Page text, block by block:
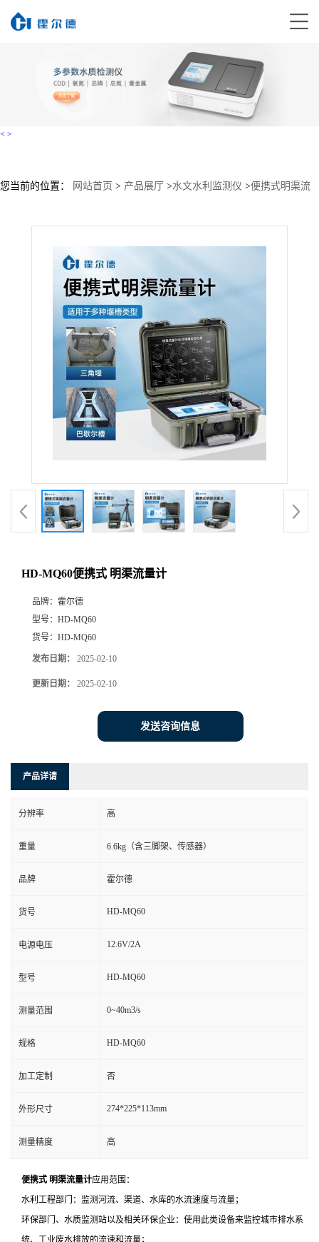
< >
您当前的位置： 网站首页 > 产品展厅 >水文水利监测仪 >便携式明渠流
HD-MQ60便携式 明渠流量计
品牌： 霍尔德
型号： HD-MQ60
货号： HD-MQ60
发布日期： 2025-02-10
更新日期： 2025-02-10
发送咨询信息
产品详请
分辨率 高
重量 6.6kg（含三脚架、传感器）
品牌 霍尔德
货号 HD-MQ60
电源电压 12.6V/2A
型号 HD-MQ60
测量范围 0~40m3/s
规格 HD-MQ60
加工定制 否
外形尺寸 274*225*113mm
测量精度 高
便携式 明渠流量计应用范围：
水利工程部门：监测河流、渠道、水库的水流速度与流量；
环保部门、水质监测站以及相关环保企业：使用此类设备来监控城市排水系
统、工业废水排放的流速和流量；